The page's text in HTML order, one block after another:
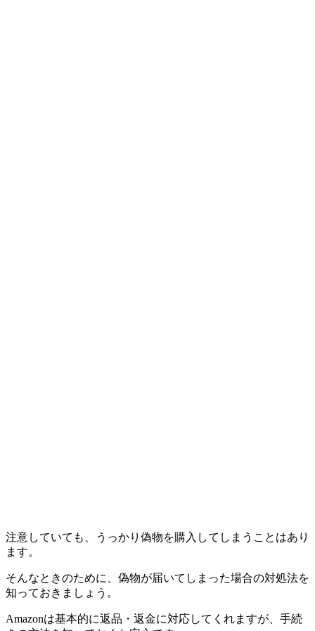
注意していても、うっかり偽物を購入してしまうことはあり
ます。
そんなときのために、偽物が届いてしまった場合の対処法を
知っておきましょう。
Amazonは基本的に返品・返金に対応してくれますが、手続